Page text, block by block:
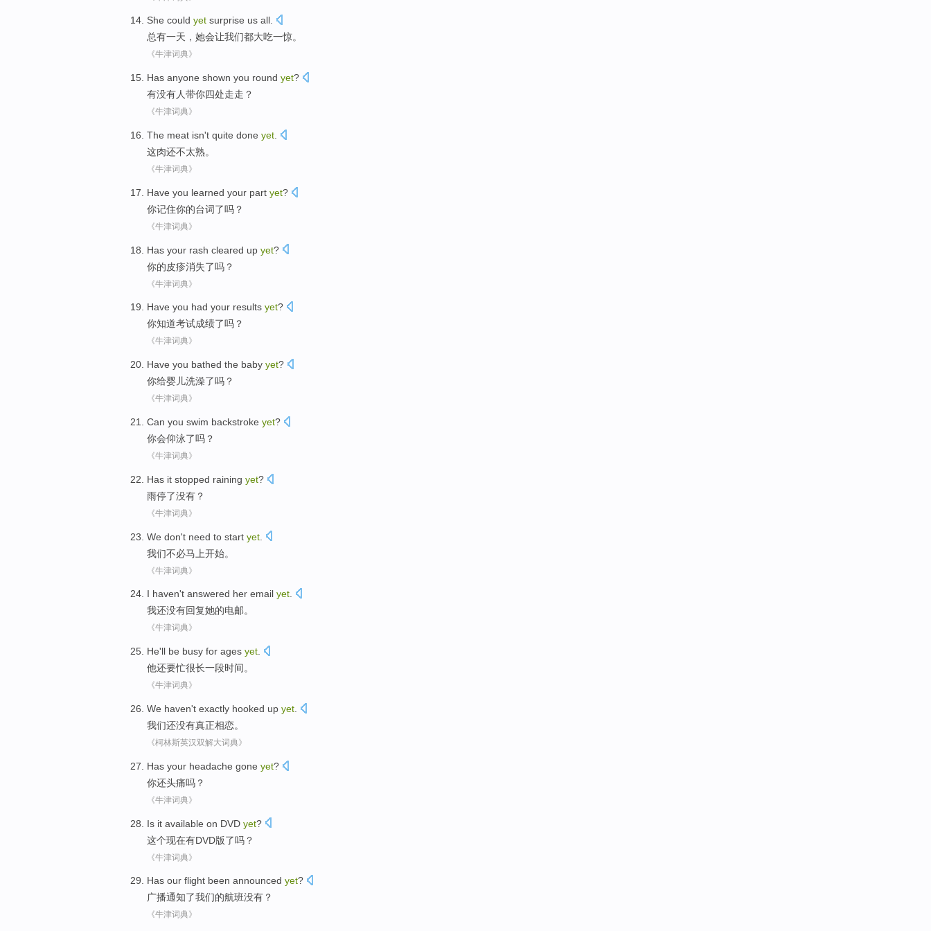
She could yet surprise us all.
总有一天， 她会让我们都大吃一惊。
《牛津词典》
Has anyone shown you round yet?
有没有人带你四处走走？
《牛津词典》
The meat isn't quite done yet
这肉还不太熟。
《牛津词典》
Have you learned your part yet?
你记住你的台词了吗？
《牛津词典》
Has your rash cleared up yet?
你的皮疹消失了吗？
《牛津词典》
Have you had your results yet?
你知道考试成绩了吗？
《牛津词典》
Have you bathed the baby yet?
你给婴儿洗澡了吗？
《牛津词典》
Can you swim backstroke yet?
你会仰泳了吗？
《牛津词典》
Has it stopped raining yet?
雨停了没有 ？
《牛津词典》
We don't need to start yet
我们不必马上开始。
《牛津词典》
I haven't answered her email yet.
我还没有回复她的电邮。
《牛津词典》
He'll be busy for ages yet
他还要忙很长一段时间。
《牛津词典》
We haven't exactly hooked up yet
我们还没有真正相恋。
《柯林斯英汉双解大词典》
Has your headache gone yet?
你还头痛吗？
《牛津词典》
Is it available on DVD yet?
这个现在有DVD版了吗？
《牛津词典》
Has our flight been announced yet?
广播通知了我们的航班没有？
《牛津词典》